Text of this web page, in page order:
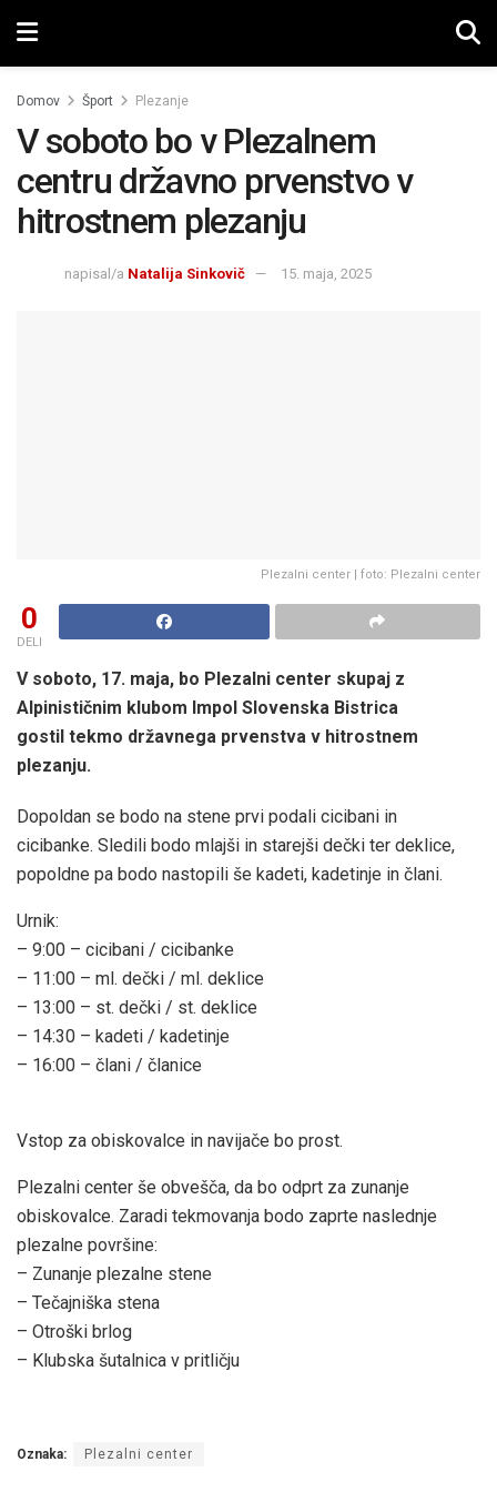
Domov Šport Plezanje
V soboto bo v Plezalnem
centru državno prvenstvo v
hitrostnem plezanju
napisal/a Natalija Sinkovič 15. maja, 2025
Plezalni center | foto: Plezalni center
0
DELI
V soboto, 17. maja, bo Plezalni center skupaj z
Alpinističnim klubom Impol Slovenska Bistrica
gostil tekmo državnega prvenstva v hitrostnem
plezanju.
Dopoldan se bodo na stene prvi podali cicibani in
cicibanke. Sledili bodo mlajši in starejši dečki ter deklice,
popoldne pa bodo nastopili še kadeti, kadetinje in člani.
Urnik:
– 9:00 – cicibani / cicibanke
– 11:00 – ml. dečki / ml. deklice
– 13:00 – st. dečki / st. deklice
– 14:30 – kadeti / kadetinje
– 16:00 – člani / članice
Vstop za obiskovalce in navijače bo prost.
Plezalni center še obvešča, da bo odprt za zunanje
obiskovalce. Zaradi tekmovanja bodo zaprte naslednje
plezalne površine:
– Zunanje plezalne stene
– Tečajniška stena
– Otroški brlog
– Klubska šutalnica v pritličju
Oznaka: Plezalni center